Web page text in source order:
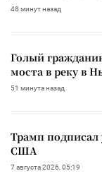
48 минут назад
Голый
моста в реку в
51 минута назад
Трамп подписал
США
7 августа 2026, 05:19